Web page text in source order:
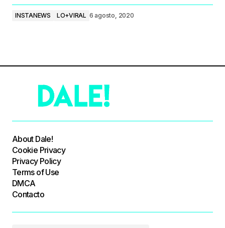
INSTANEWS LO+VIRAL 6 agosto, 2020
About Dale!
Cookie Privacy
Privacy Policy
Terms of Use
DMCA
Contacto